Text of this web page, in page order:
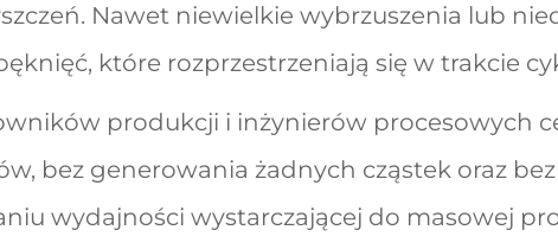
Nawet niewielkie wybrzuszenia lub
które rozprzestrzeniają się w trakcie
produkcji i inżynierów procesowych
bez generowania żadnych cząstek oraz
wydajności wystarczającej do masowej